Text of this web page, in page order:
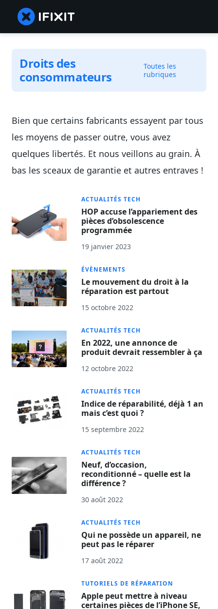
Droits des
consommateurs
Toutes les
rubriques
Bien que certains fabricants essayent par tous
les moyens de passer outre, vous avez
quelques libertés. Et nous veillons au grain. À
bas les sceaux de garantie et autres entraves !
ACTUALITÉS TECH
HOP accuse l’appariement des
pièces d’obsolescence
programmée
19 janvier 2023
ÉVÈNEMENTS
Le mouvement du droit à la
réparation est partout
15 octobre 2022
ACTUALITÉS TECH
En 2022, une annonce de
produit devrait ressembler à ça
12 octobre 2022
ACTUALITÉS TECH
Indice de réparabilité, déjà 1 an
mais c’est quoi ?
15 septembre 2022
ACTUALITÉS TECH
Neuf, d’occasion,
reconditionné – quelle est la
différence ?
30 août 2022
ACTUALITÉS TECH
Qui ne possède un appareil, ne
peut pas le réparer
17 août 2022
TUTORIELS DE RÉPARATION
Apple peut mettre à niveau
certaines pièces de l’iPhone SE,